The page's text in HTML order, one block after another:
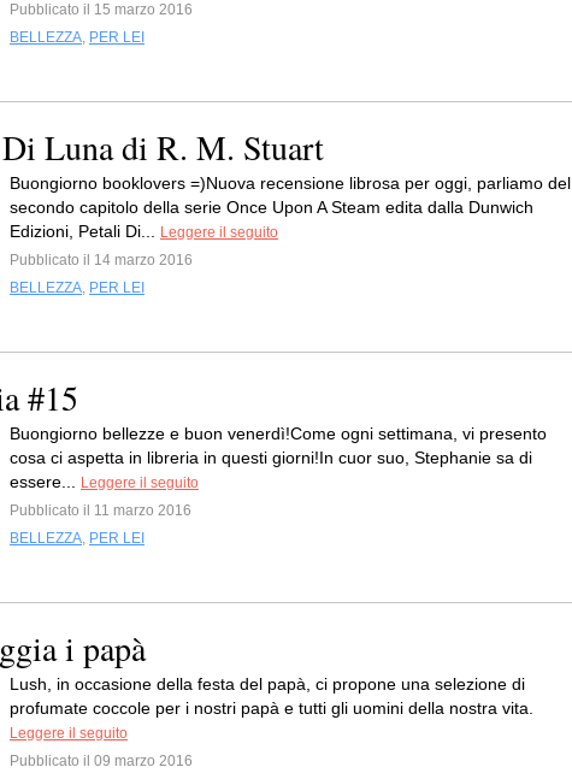
Pubblicato il 15 marzo 2016
BELLEZZA, PER LEI
Luna di R. M. Stuart
Buongiorno booklovers =)Nuova recensione librosa per oggi, parliamo del
secondo capitolo della serie Once Upon A Steam edita dalla Dunwich
Edizioni, Petali Di...
Leggere il seguito
Pubblicato il 14 marzo 2016
BELLEZZA, PER LEI
#15
Buongiorno bellezze e buon venerdì!Come ogni settimana, vi presento
cosa ci aspetta in libreria in questi giorni!In cuor suo, Stephanie sa di
essere...
Leggere il seguito
Pubblicato il 11 marzo 2016
BELLEZZA, PER LEI
i papà
Lush, in occasione della festa del papà, ci propone una selezione di
profumate coccole per i nostri papà e tutti gli uomini della nostra vita.
Leggere il seguito
Pubblicato il 09 marzo 2016